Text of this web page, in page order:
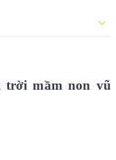
trời mầm non vũ